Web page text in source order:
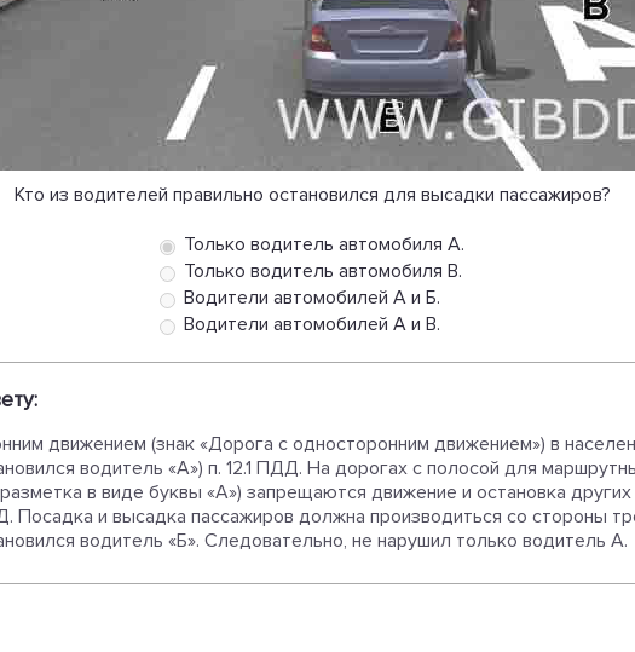
Кто из водителей правильно остановился для высадки пассажиров?
Только водитель автомобиля А.
Только водитель автомобиля В.
Водители автомобилей А и Б.
Водители автомобилей А и В.
движением (знак «Дорога с односторонним движением») в
водитель «А») п. 12.1 ПДД. На дорогах с полосой для
в виде буквы «А») запрещаются движение и остановка
Посадка и высадка пассажиров должна производиться со стороны
водитель «Б». Следовательно, не нарушил только водитель А.